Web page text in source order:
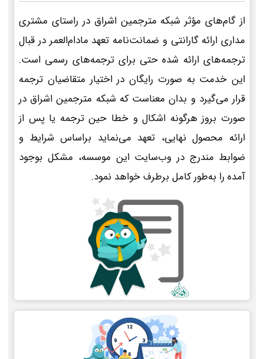
از گام‌های مؤثر شبکه مترجمین اشراق در راستای مشتری
مداری ارائه گارانتی و ضمانت‌نامه تعهد مادام‌العمر در قبال
ترجمه‌های ارائه شده حتی برای ترجمه‌های رسمی است.
این خدمت به صورت رایگان در اختیار متقاضیان ترجمه
قرار می‌گیرد و بدان معناست که شبکه مترجمین اشراق در
صورت بروز هرگونه اشکال و خطا حین ترجمه یا پس از
ارائه محصول نهایی، تعهد می‌نماید براساس شرایط و
ضوابط مندرج در وب‌سایت این موسسه، مشکل بوجود
آمده را به‌طور کامل برطرف خواهد نمود.